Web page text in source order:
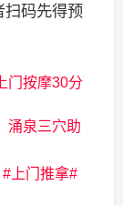
扫码先得预
门按摩30分
涌泉三穴助
上门推拿